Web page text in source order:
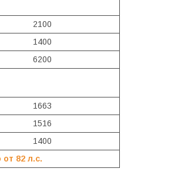
2100
1400
6200
1663
1516
1400
82 л.с.